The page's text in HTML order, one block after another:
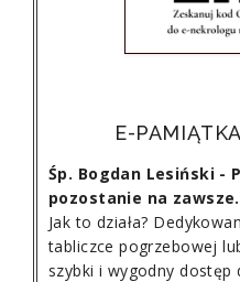
E-
Śp. Bogdan Lesiński -
pozostanie na zawsze.
Jak to działa?
tabliczce pogrzebowej
szybki i wygodny